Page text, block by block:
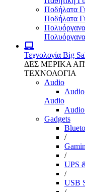
Ποδήλατα
Ποδήλατα
Τεχνολογία Big
ΔΕΣ ΜΕΡΙΚΑ
ΤΕΧΝΟΛΟΓΙΑ
Audio
Audio
Gadgets
/
/
UPS
/
USB